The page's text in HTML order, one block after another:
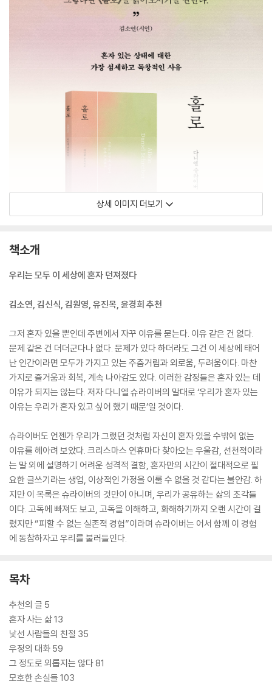
상세 이미지 더보기
책소개
우리는 모두 이 세상에 혼자 던져졌다
김소연, 김신식, 김원영, 유진목, 윤경희 추천
그저 혼자 있을 뿐인데 주변에서 자꾸 이유를 묻는다. 이유 같은 건 없다.
문제 같은 건 더더군다나 없다. 문제가 있다 하더라도 그건 이 세상에 태어
난 인간이라면 모두가 가지고 있는 주춤거림과 외로움, 두려움이다. 마찬
가지로 즐거움과 회복, 계속 나아감도 있다. 이러한 감정들은 혼자 있는 데
이유가 되지는 않는다. 저자 다니엘 슈라이버의 말대로 ‘우리가 혼자 있는
이유는 우리가 혼자 있고 싶어 했기 때문’일 것이다.
슈라이버도 언젠가 우리가 그랬던 것처럼 자신이 혼자 있을 수밖에 없는
이유를 헤아려 보았다. 크리스마스 연휴마다 찾아오는 우울감, 선천적이라
는 말 외에 설명하기 어려운 성격적 결함, 혼자만의 시간이 절대적으로 필
요한 글쓰기라는 생업, 이상적인 가정을 이룰 수 없을 것 같다는 불안감. 하
지만 이 목록은 슈라이버의 것만이 아니며, 우리가 공유하는 삶의 조각들
이다. 고독에 빠져도 보고, 고독을 이해하고, 화해하기까지 오랜 시간이 걸
렸지만 “피할 수 없는 실존적 경험”이라며 슈라이버는 어서 함께 이 경험
에 동참하자고 우리를 불러들인다.
목차
추천의 글 5
혼자 사는 삶 13
낯선 사람들의 친절 35
우정의 대화 59
그 정도로 외롭지는 않다 81
모호한 손실들 103